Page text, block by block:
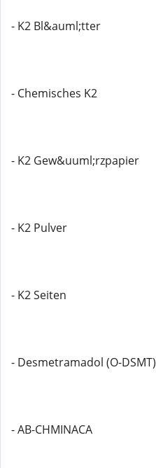
- K2 Bl&auml;tter
- Chemisches K2
- K2 Gew&uuml;rzpapier
- K2 Pulver
- K2 Seiten
- Desmetramadol (O-DSMT)
- AB-CHMINACA